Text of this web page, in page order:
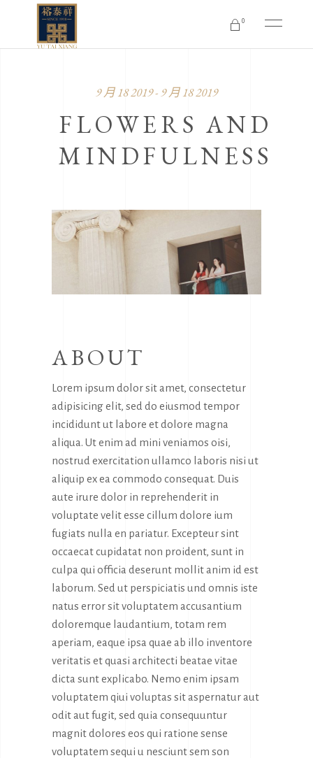
0
9 月 18 2019 - 9 月 18 2019
FLOWERS AND
MINDFULNESS
ABOUT
Lorem ipsum dolor sit amet, consectetur
adipisicing elit, sed do eiusmod tempor
incididunt ut labore et dolore magna
aliqua. Ut enim ad mini veniamos oisi,
nostrud exercitation ullamco laboris nisi ut
aliquip ex ea commodo consequat. Duis
aute irure dolor in reprehenderit in
voluptate velit esse cillum dolore ium
fugiats nulla en pariatur. Excepteur sint
occaecat cupidatat non proident, sunt in
culpa qui officia deserunt mollit anim id est
laborum. Sed ut perspiciatis und omnis iste
natus error sit voluptatem accusantium
doloremque laudantium, totam rem
aperiam, eaque ipsa quae ab illo inventore
veritatis et quasi architecti beatae vitae
dicta sunt explicabo. Nemo enim ipsam
voluptatem qiui voluptas sit aspernatur aut
odit aut fugit, sed quia consequuntur
magnit dolores eos qui ratione sense
voluptatem sequi u nesciunt sem son